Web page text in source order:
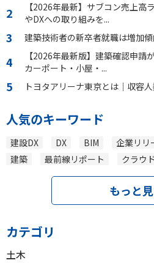
【2026年最新】サブコン売上高
やDXへの取り組みを...
建築技術者の新卒者就職は増加
【2026年最新版】建築確認申請
カーポート・小屋・...
トヨタアリーナ東京とは｜収容
人気のキーワード
建設DX DX BIM 企業リリ
建築
最前線リポート クラウド
もっと
カテゴリ
土木